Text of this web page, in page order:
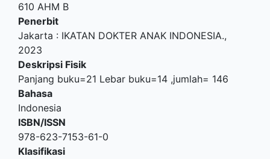
610 AHM B
Penerbit
Jakarta : IKATAN DOKTER ANAK INDONESIA.,
2023
Deskripsi Fisik
Panjang buku=21 Lebar buku=14 ,jumlah= 146
Bahasa
Indonesia
ISBN/ISSN
978-623-7153-61-0
Klasifikasi